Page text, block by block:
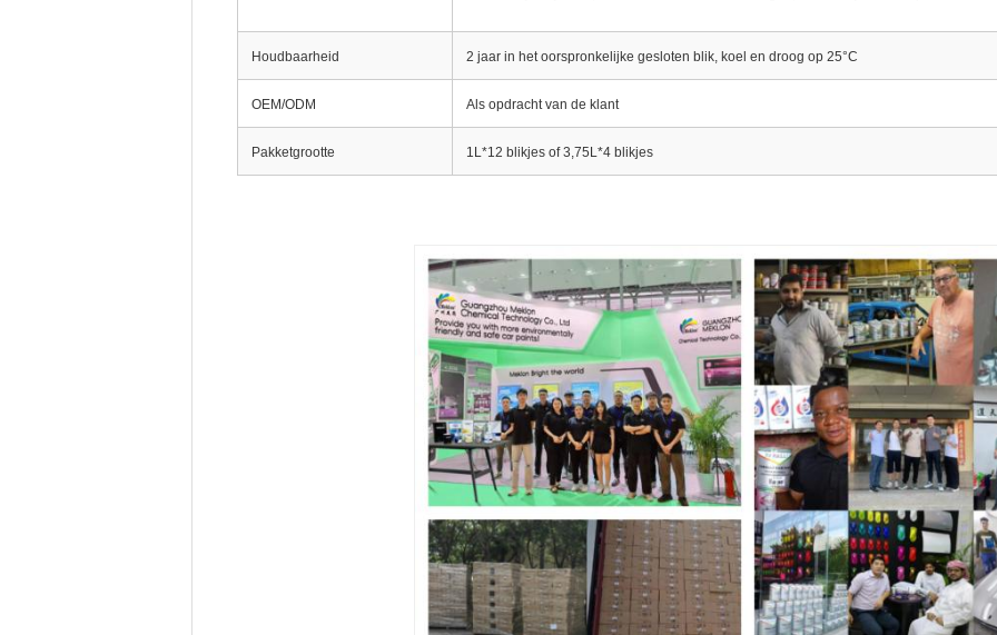
Houdbaarheid 2 jaar in het oorspronkelijke gesloten blik, koel en droog op 25°C
OEM/ODM Als opdracht van de klant
Pakketgrootte 1L*12 blikjes of 3,75L*4 blikjes